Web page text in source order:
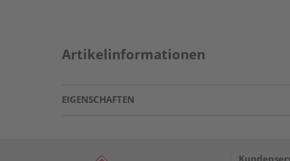
Artikelinformationen
EIGENSCHAFTEN